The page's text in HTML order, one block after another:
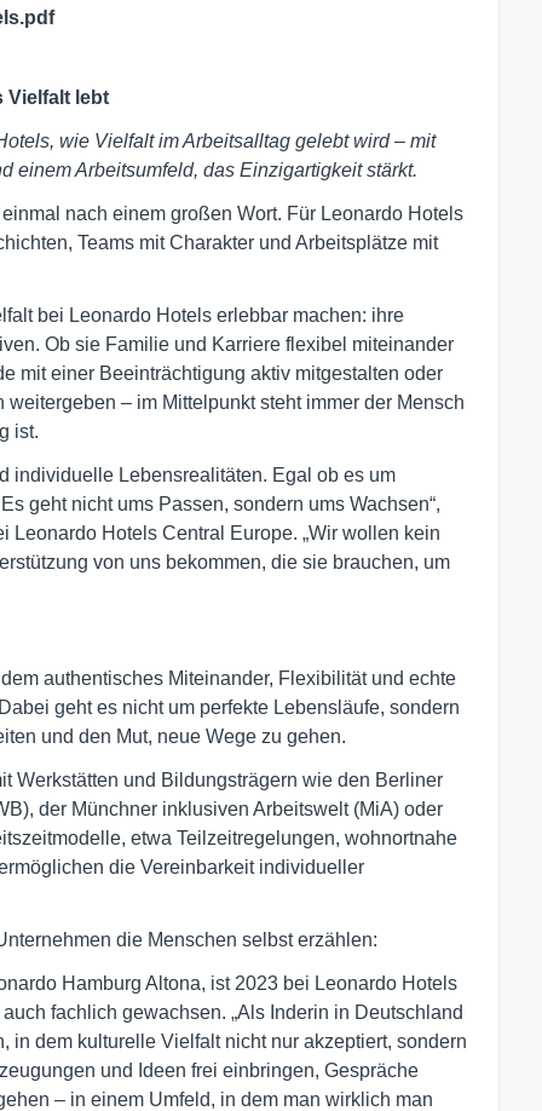
Vielfalt lebt
wie Vielfalt im Arbeitsalltag gelebt wird – mit
einem Arbeitsumfeld, das Einzigartigkeit stärkt.
nach einem großen Wort. Für Leonardo Hotels
Teams mit Charakter und Arbeitsplätze mit
bei Leonardo Hotels erlebbar machen: ihre
Ob sie Familie und Karriere flexibel miteinander
mit einer Beeinträchtigung aktiv mitgestalten oder
– im Mittelpunkt steht immer der Mensch
ist.
individuelle Lebensrealitäten. Egal ob es um
geht nicht ums Passen, sondern ums Wachsen“,
Leonardo Hotels Central Europe. „Wir wollen kein
von uns bekommen, die sie brauchen, um
authentisches Miteinander, Flexibilität und echte
geht es nicht um perfekte Lebensläufe, sondern
und den Mut, neue Wege zu gehen.
Werkstätten und Bildungsträgern wie den Berliner
der Münchner inklusiven Arbeitswelt (MiA) oder
etwa Teilzeitregelungen, wohnortnahe
die Vereinbarkeit individueller
die Menschen selbst erzählen:
Hamburg Altona, ist 2023 bei Leonardo Hotels
fachlich gewachsen. „Als Inderin in Deutschland
in dem kulturelle Vielfalt nicht nur akzeptiert, sondern
und Ideen frei einbringen, Gespräche
– in einem Umfeld, in dem man wirklich man